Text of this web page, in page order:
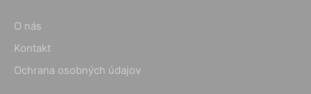
O nás
Kontakt
Ochrana osobných údajov